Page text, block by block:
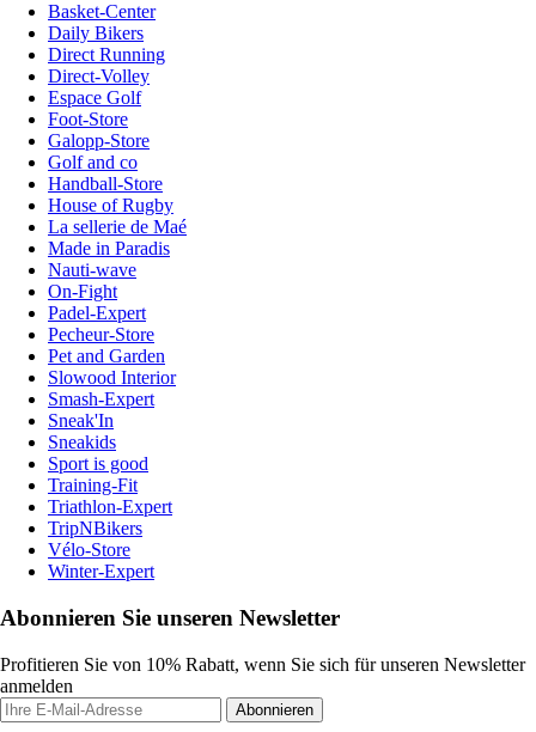
Basket-Center
Daily Bikers
Direct Running
Direct-Volley
Espace Golf
Foot-Store
Galopp-Store
Golf and co
Handball-Store
House of Rugby
La sellerie de Maé
Made in Paradis
Nauti-wave
On-Fight
Padel-Expert
Pecheur-Store
Pet and Garden
Slowood Interior
Smash-Expert
Sneak'In
Sneakids
Sport is good
Training-Fit
Triathlon-Expert
TripNBikers
Vélo-Store
Winter-Expert
Abonnieren Sie unseren Newsletter
Profitieren Sie von 10% Rabatt, wenn Sie sich für unseren Newsletter
anmelden
Abonnieren